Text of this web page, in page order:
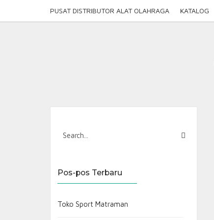
PUSAT DISTRIBUTOR ALAT OLAHRAGA KATALOG
Pos-pos Terbaru
Toko Sport Matraman